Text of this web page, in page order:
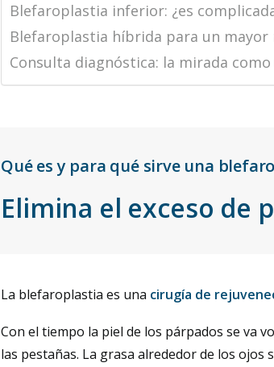
Blefaroplastia inferior: ¿es
Blefaroplastia híbrida para un
Consulta diagnóstica: la mirada
Qué es y para qué sirve una
Elimina el exceso de
La blefaroplastia es una cirugía de
Con el tiempo la piel de los párpados se va
las pestañas. La grasa alrededor de los ojos